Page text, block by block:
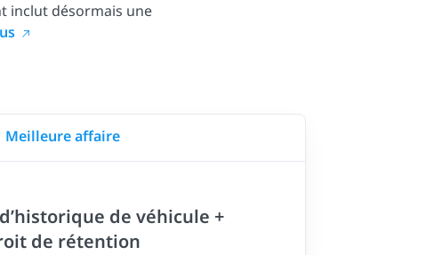
inclut désormais une
Meilleure affaire
de véhicule +
de rétention